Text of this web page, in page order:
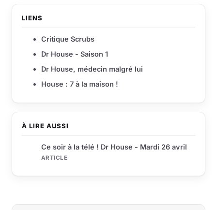
À LIRE AUSSI
Ce soir à la télé ! Dr House - Mardi 26 avril
ARTICLE
LIENS
Critique Scrubs
Dr House - Saison 1
Dr House, médecin malgré lui
House : 7 à la maison !